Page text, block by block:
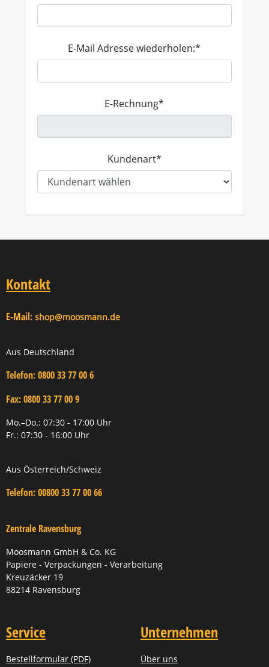
E-Mail Adresse wiederholen:*
E-Rechnung*
Kundenart*
Kontakt
E-Mail: shop@moosmann.de
Aus Deutschland
Telefon:0800 33 77 00 6
Fax:0800 33 77 00 9
Mo.–Do.: 07:30 - 17:00 Uhr
Fr.: 07:30 - 16:00 Uhr
Aus Österreich/Schweiz
Telefon:00800 33 77 00 66
Zentrale Ravensburg
Moosmann GmbH & Co. KG
Papiere - Verpackungen - Verarbeitung
Kreuzäcker 19
88214 Ravensburg
Service
Bestellformular (PDF)
Unternehmen
Über uns